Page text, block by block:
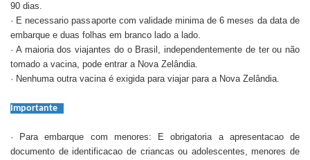
90 dias.
· E necessario passaporte com validade minima de 6 meses da data de
embarque e duas folhas em branco lado a lado.
· A maioria dos viajantes do o Brasil, independentemente de ter ou não
tomado a vacina, pode entrar a Nova Zelândia.
· Nenhuma outra vacina é exigida para viajar para a Nova Zelândia.
Importante
· Para embarque com menores: E obrigatoria a apresentacao de
documento de identificacao de criancas ou adolescentes, menores de